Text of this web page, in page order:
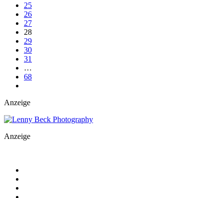
25
26
27
28
29
30
31
…
68
Anzeige
Anzeige